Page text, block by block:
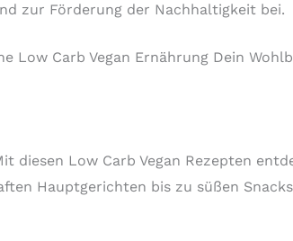
zur Förderung der Nachhaltigkeit bei.
Low Carb Vegan Ernährung Dein
diesen Low Carb Vegan Rezepten
Hauptgerichten bis zu süßen